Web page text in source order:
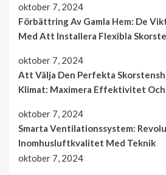
oktober 7, 2024
Förbättring Av Gamla Hem: De
Med Att Installera Flexibla
oktober 7, 2024
Att Välja Den Perfekta
Klimat: Maximera Effektivitet
oktober 7, 2024
Smarta Ventilationssystem:
Inomhusluftkvalitet Med Teknik
oktober 7, 2024